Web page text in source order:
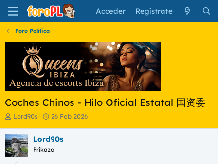
Acceder Regístrate
Foro Política
Coches Chinos - Hilo Oficial Estatal 国资委
I
i
c
i
a
Lord90s
F
h
a
26 Feb 2026
Lord90s
Frikazo